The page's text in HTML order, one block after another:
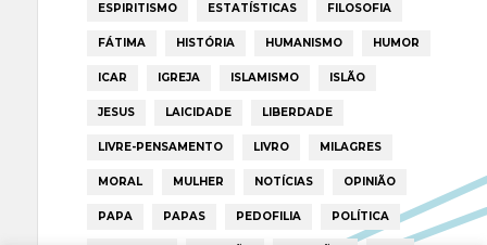
ESPIRITISMO ESTATÍSTICAS FILOSOFIA
FÁTIMA HISTÓRIA HUMANISMO HUMOR
ICAR IGREJA ISLAMISMO ISLÃO
JESUS LAICIDADE LIBERDADE
LIVRE-PENSAMENTO LIVRO MILAGRES
MORAL MULHER NOTÍCIAS OPINIÃO
PAPA PAPAS PEDOFILIA POLÍTICA